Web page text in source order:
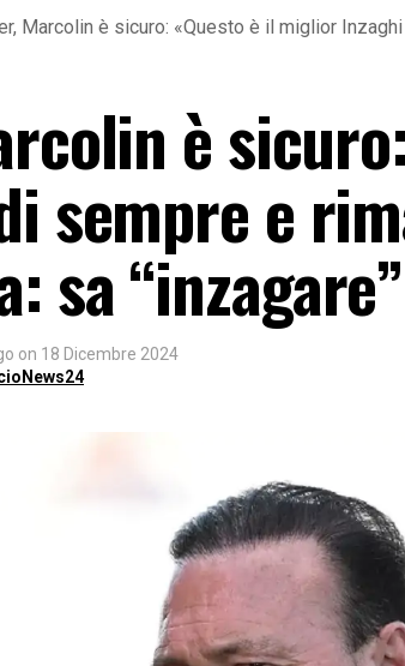
Marcolin è sicuro: «Questo è il miglior
è
sempre e
sa
on 18 Dicembre 2024